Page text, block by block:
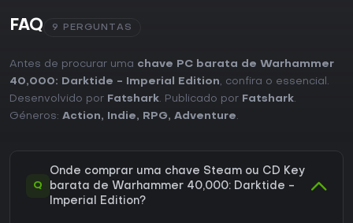
FAQ 9 PERGUNTAS
Antes de procurar uma chave PC barata de Warhammer
40,000: Darktide - Imperial Edition, confira o essencial.
Desenvolvido por Fatshark. Publicado por Fatshark.
Géneros: Action, Indie, RPG, Adventure.
Q
Onde comprar uma chave Steam ou CD Key
barata de Warhammer 40,000: Darktide -
Imperial Edition?